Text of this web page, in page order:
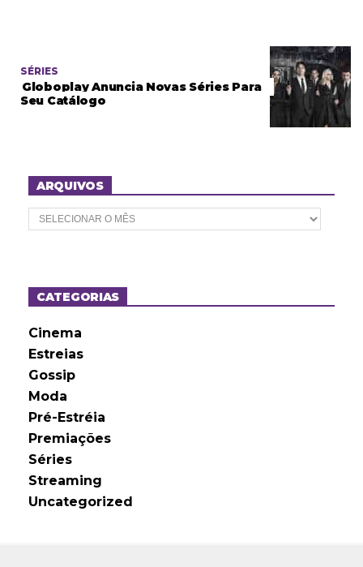
SÉRIES
Globoplay Anuncia Novas Séries Para
Seu Catálogo
ARQUIVOS
A
r
o
sCATEGORIAS
Cinema
Estreias
Gossip
Moda
Pré-Estréia
Premiações
Séries
Streaming
Uncategorized